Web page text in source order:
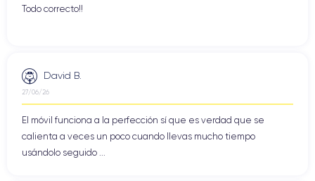
Todo correcto!!
David B.
27/06/26
El móvil funciona a la perfección sí que es verdad que se
calienta a veces un poco cuando llevas mucho tiempo
usándolo seguido ...